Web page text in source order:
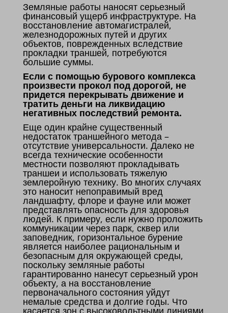
Земляные работы наносят серьезный
финансовый ущерб инфраструктуре. На
восстановление автомагистралей,
железнодорожных путей и других
объектов, поврежденных вследствие
прокладки траншей, потребуются
большие суммы.
Если с помощью бурового комплекса
произвести прокол под дорогой, не
придется перекрывать движение и
тратить деньги на ликвидацию
негативных последствий ремонта.
Еще один крайне существенный
недостаток траншейного метода –
отсутствие универсальности. Далеко не
всегда технические особенности
местности позволяют прокладывать
траншеи и использовать тяжелую
землеройную технику. Во многих случаях
это наносит непоправимый вред
ландшафту, флоре и фауне или может
представлять опасность для здоровья
людей. К примеру, если нужно проложить
коммуникации через парк, сквер или
заповедник, горизонтальное бурение
является наиболее рациональным и
безопасным для окружающей среды,
поскольку земляные работы
гарантированно нанесут серьезный урон
объекту, а на восстановление
первоначального состояния уйдут
немалые средства и долгие годы. Что